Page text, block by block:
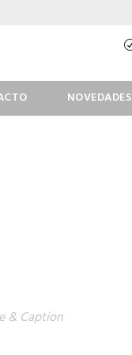
NOVEDADES
& Caption